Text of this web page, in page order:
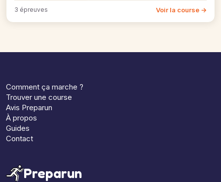
3 épreuves Voir la course →
Comment ça marche ?
Trouver une course
Avis Preparun
À propos
Guides
Contact
Preparun